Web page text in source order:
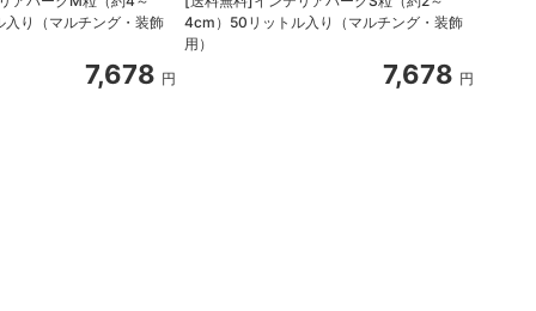
り（マルチング・装飾
7,678 円
4cm）50リットル入り（マルチング・装飾
用）
7,678 円